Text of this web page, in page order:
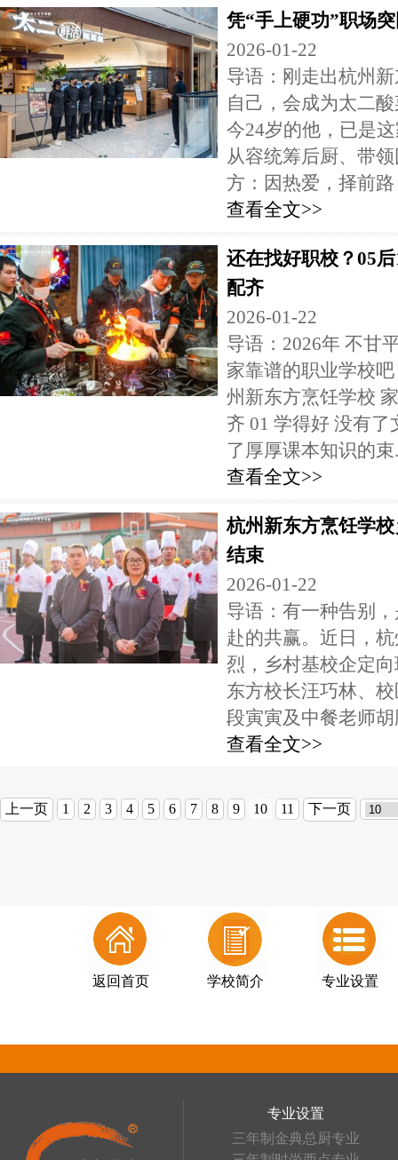
凭“手上硬功”职场
2026-01-22
导语：刚走出杭州
自己，会成为太二
今24岁的他，已是
从容统筹后厨、带
方：因热爱，择前路
查看全文>>
还在找好职校？05
配齐
2026-01-22
导语：2026年 不甘
家靠谱的职业学校
州新东方烹饪学校
齐 01 学得好 没有
了厚厚课本知识的束
查看全文>>
杭州新东方烹饪学
结束
2026-01-22
导语：有一种告别
赴的共赢。近日，
烈，乡村基校企定
东方校长汪巧林、
段寅寅及中餐老师胡
查看全文>>
上一页 1 2 3 4 5 6 7 8 9 10 11 下一页
返回首页 学校简介 专业设置
专业设置
三年制金典总厨专业